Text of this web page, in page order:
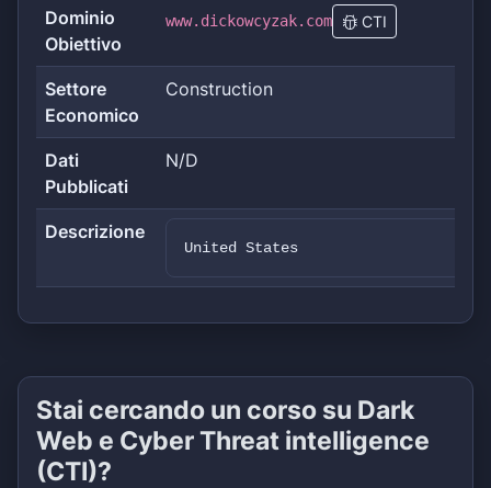
Dominio
Obiettivo
www.dickowcyzak.com CTI
Settore
Economico
Construction
Dati
Pubblicati
N/D
Descrizione
United States
Stai cercando un corso su Dark
Web e Cyber Threat intelligence
(CTI)?